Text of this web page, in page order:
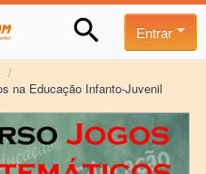
Entrar
/
na Educação Infanto-Juvenil